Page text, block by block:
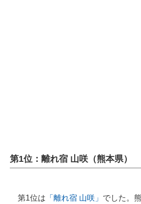
第1位：離れ宿 山咲（熊本県）
第1位は 「離れ宿 山咲」 でした。